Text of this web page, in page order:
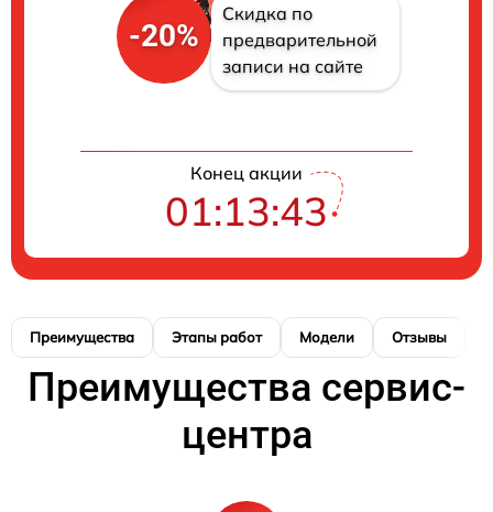
-20%
Скидка по
предварительной
записи на сайте
Конец акции
01:13:43
Преимущества Этапы работ Модели Отзывы
Преимущества сервис-
центра